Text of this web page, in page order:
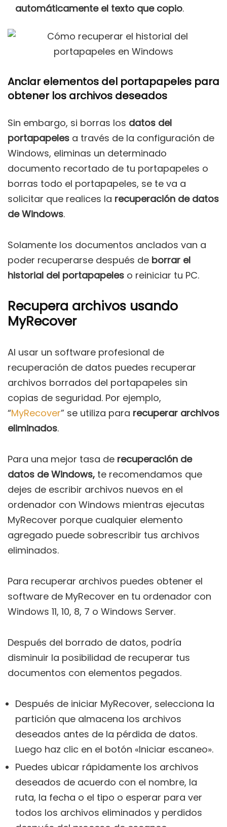
automáticamente el texto que copio.
Anclar elementos del portapapeles para
obtener los archivos deseados
Sin embargo, si borras los datos del
portapapeles a través de la configuración de
Windows, eliminas un determinado
documento recortado de tu portapapeles o
borras todo el portapapeles, se te va a
solicitar que realices la recuperación de datos
de Windows.
Solamente los documentos anclados van a
poder recuperarse después de borrar el
historial del portapapeles o reiniciar tu PC.
Recupera archivos usando
MyRecover
Al usar un software profesional de
recuperación de datos puedes recuperar
archivos borrados del portapapeles sin
copias de seguridad. Por ejemplo,
“MyRecover” se utiliza para recuperar archivos
eliminados.
Para una mejor tasa de recuperación de
datos de Windows, te recomendamos que
dejes de escribir archivos nuevos en el
ordenador con Windows mientras ejecutas
MyRecover porque cualquier elemento
agregado puede sobrescribir tus archivos
eliminados.
Para recuperar archivos puedes obtener el
software de MyRecover en tu ordenador con
Windows 11, 10, 8, 7 o Windows Server.
Después del borrado de datos, podría
disminuir la posibilidad de recuperar tus
documentos con elementos pegados.
Después de iniciar MyRecover, selecciona la
partición que almacena los archivos
deseados antes de la pérdida de datos.
Luego haz clic en el botón «Iniciar escaneo».
Puedes ubicar rápidamente los archivos
deseados de acuerdo con el nombre, la
ruta, la fecha o el tipo o esperar para ver
todos los archivos eliminados y perdidos